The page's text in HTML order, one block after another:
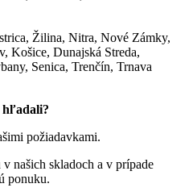
Žilina, Nitra, Nové Zámky,
Košice, Dunajská Streda,
Senica, Trenčín, Trnava
hľadali?
požiadavkami.
našich skladoch a v prípade
ponuku.